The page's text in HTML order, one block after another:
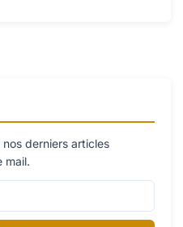
derniers articles
mail.